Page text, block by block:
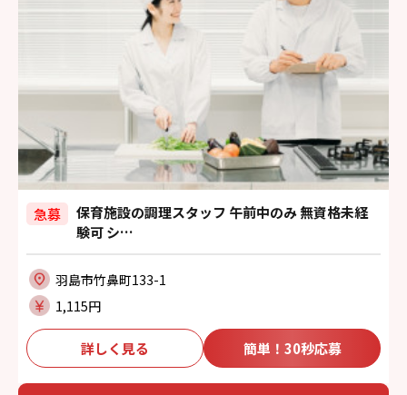
急募
保育施設の調理スタッフ 午前中のみ 無資格未経
験可 シ…
羽島市竹鼻町133-1
1,115円
詳しく見る 簡単！30秒応募